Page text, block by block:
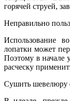
горячей струей,
Неправильно
Использование
лопатки может
Поэтому в начале
расческу
Сушить шевелюру